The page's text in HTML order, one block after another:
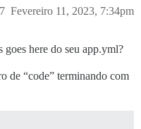
Fevereiro 11, 2023, 7:34pm
here do seu app.yml?
de “code” terminando com